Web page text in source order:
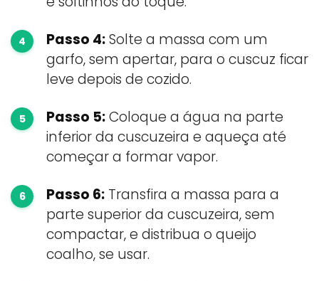
Passo 4:Solte a massa com um
garfo, sem apertar, para o cuscuz ficar
leve depois de cozido.
Passo 5:Coloque a água na parte
inferior da cuscuzeira e aqueça até
começar a formar vapor.
Passo 6: Transfira a massa para a
parte superior da cuscuzeira, sem
compactar, e distribua o queijo
coalho, se usar.